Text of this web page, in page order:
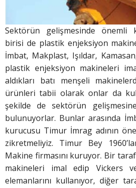
Sektörün gelişmesinde önemli
birisi de plastik enjeksiyon
İmbat, Makplast, Işıldar,
plastik enjeksiyon makineleri
aldıkları batı menşeli
ürünleri tabii olarak onlar da
şekilde de sektörün
bulunuyorlar. Bunlar arasında
kurucusu Timur İmrag adının
zikretmeliyiz. Timur Bey
Makine firmasını kuruyor. Bir
makineleri imal edip Vickers
elemanlarını kullanıyor, diğer